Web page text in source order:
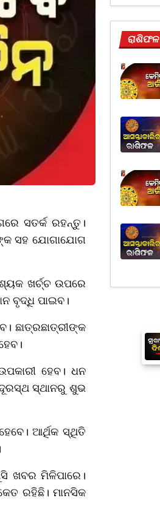
ସତର୍କ ରହନ୍ତୁ।
ସହ ଯୋଗାଯୋଗ
ଖର୍ଚ୍ଚ ଉପରେ
ବୃଦ୍ଧି ପାଇବ।
ଛାତ୍ରଛାତ୍ରୀଙ୍କ
ହେବ। ଧନ
ସ୍ଥାନରୁ ଶୁଭ
ଆର୍ଥିକ ସ୍ଥିତି
ଖବର ମିଳିପାରେ।
ରହିଛି। ମାନସିକ
ରାଶିଫଳ